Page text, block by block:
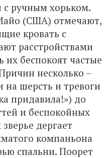
с ручным хорьком.
(США) отмечают,
кровать с
расстройствами
их беспокоят частые
несколько –
на шерсть и тревоги
придавила!») до
и беспокойных
дергает
компаньона
спальни. Поорет